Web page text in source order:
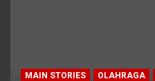
MAIN STORIES OLAHRAGA